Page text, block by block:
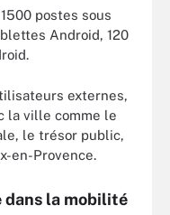
postes sous
Android, 120
externes,
la ville comme le
le trésor public,
en-Provence.
dans la mobilité